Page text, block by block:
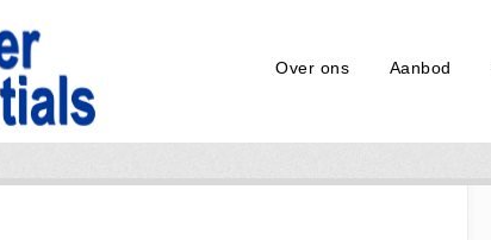
Over ons Aanbod